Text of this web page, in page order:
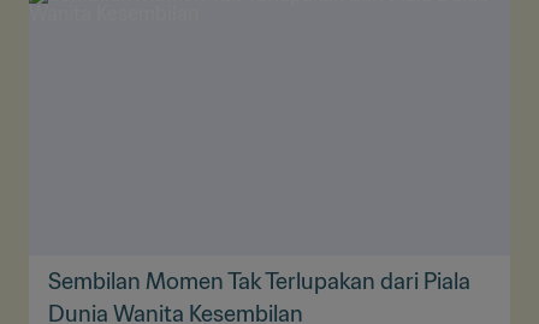
Sembilan Momen Tak Terlupakan dari Piala
Dunia Wanita Kesembilan